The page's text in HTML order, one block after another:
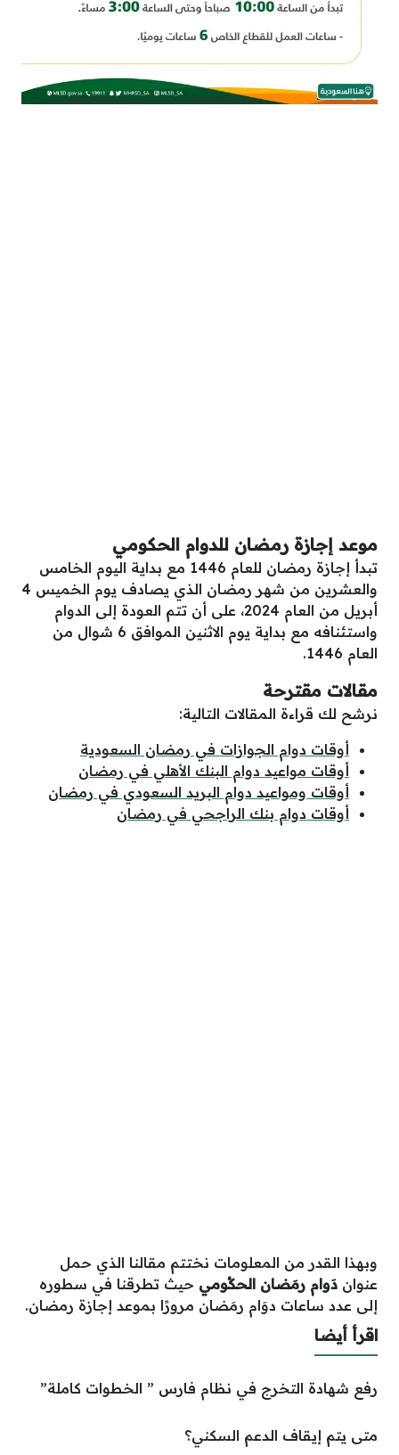
موعد إجازة رمضان للدوام الحكومي
تبدأ إجازة رمضان للعام 1446 مع بداية اليوم الخامس
والعشرين من شهر رمضان الذي يصادف يوم الخميس 4
أبريل من العام 2024، على أن تتم العودة إلى الدوام
واستئنافه مع بداية يوم الاثنين الموافق 6 شوال من
العام 1446.
مقالات مقترحة
نرشح لك قراءة المقالات التالية:
أوقات دوام الجوازات في رمضان السعودية
أوقات مواعيد دوام البنك الأهلي في رمضان
أوقات ومواعيد دوام البريد السعودي في رمضان
أوقات دوام بنك الراجحي في رمضان
وبهذا القدر من المعلومات نختتم مقالنا الذي حمل
عنوان دَوام رمَضان الحكُومي حيث تطرقنا في سطوره
إلى عدد ساعات دوَام رمَضان مرورًا بموعد إجازة رمضان.
اقرأ أيضا
رفع شهادة التخرج في نظام فارس ” الخطوات كاملة”
متى يتم إيقاف الدعم السكني؟